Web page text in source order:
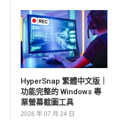
HyperSnap 繁體中文版｜
功能完整的 Windows 專
業螢幕截圖工具
2026 年 07 月 24 日